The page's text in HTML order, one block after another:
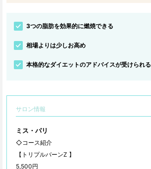
3つの脂肪を効果的に燃焼できる
相場よりは少しお高め
本格的なダイエットのアドバイスが受けられる
サロン情報
ミス・パリ
◇コース紹介
【トリプルバーンZ 】
5,500円